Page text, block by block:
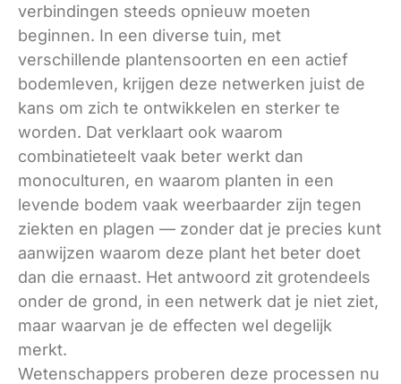
verbindingen steeds opnieuw moeten
beginnen. In een diverse tuin, met
verschillende plantensoorten en een actief
bodemleven, krijgen deze netwerken juist de
kans om zich te ontwikkelen en sterker te
worden. Dat verklaart ook waarom
combinatieteelt vaak beter werkt dan
monoculturen, en waarom planten in een
levende bodem vaak weerbaarder zijn tegen
ziekten en plagen — zonder dat je precies kunt
aanwijzen waarom deze plant het beter doet
dan die ernaast. Het antwoord zit grotendeels
onder de grond, in een netwerk dat je niet ziet,
maar waarvan je de effecten wel degelijk
merkt.
Wetenschappers proberen deze processen nu